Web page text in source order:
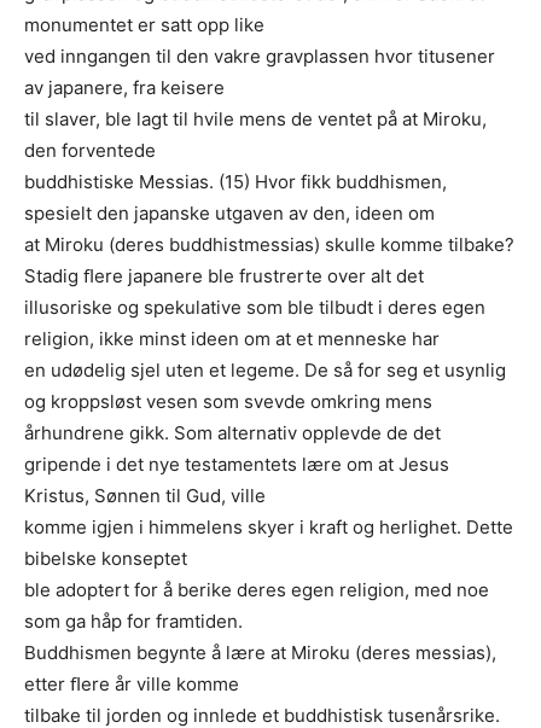
monumentet er satt opp like
ved inngangen til den vakre gravplassen hvor titusener
av japanere, fra keisere
til slaver, ble lagt til hvile mens de ventet på at Miroku,
den forventede
buddhistiske Messias. (15) Hvor fikk buddhismen,
spesielt den japanske utgaven av den, ideen om
at Miroku (deres buddhistmessias) skulle komme tilbake?
Stadig ﬂere japanere ble frustrerte over alt det
illusoriske og spekulative som ble tilbudt i deres egen
religion, ikke minst ideen om at et menneske har
en udødelig sjel uten et legeme. De så for seg et usynlig
og kroppsløst vesen som svevde omkring mens
århundrene gikk. Som alternativ opplevde de det
gripende i det nye testamentets lære om at Jesus
Kristus, Sønnen til Gud, ville
komme igjen i himmelens skyer i kraft og herlighet. Dette
bibelske konseptet
ble adoptert for å berike deres egen religion, med noe
som ga håp for framtiden.
Buddhismen begynte å lære at Miroku (deres messias),
etter ﬂere år ville komme
tilbake til jorden og innlede et buddhistisk tusenårsrike.